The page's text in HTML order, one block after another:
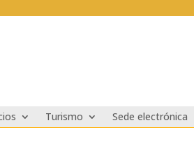
Turismo Sede electrónica